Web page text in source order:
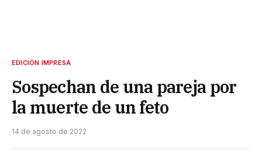
EDICIÓN IMPRESA
Sospechan de una pareja por
la muerte de un feto
14 de agosto de 2022